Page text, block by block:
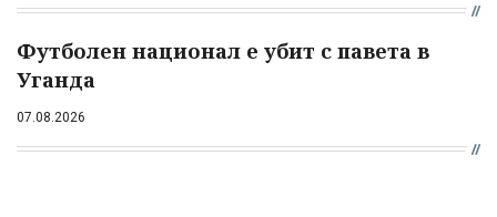
Футболен национал е убит с павета в
Уганда
07.08.2026